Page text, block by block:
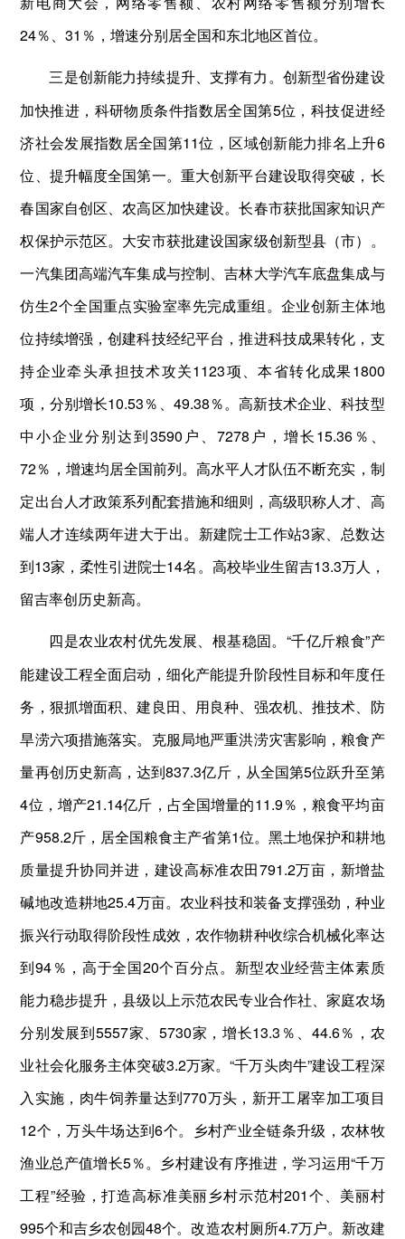
24％、31％，增速分别居全国和东北地区首位。
三是创新能力持续提升、支撑有力。 创新型省份建设
加快推进，科研物质条件指数居全国第5位，科技促进经
济社会发展指数居全国第11位，区域创新能力排名上升6
位、提升幅度全国第一。重大创新平台建设取得突破，长
春国家自创区、农高区加快建设。长春市获批国家知识产
权保护示范区。大安市获批建设国家级创新型县（市）。
一汽集团高端汽车集成与控制、吉林大学汽车底盘集成与
仿生2个全国重点实验室率先完成重组。企业创新主体地
位持续增强，创建科技经纪平台，推进科技成果转化，支
持企业牵头承担技术攻关1123项、本省转化成果1800
项，分别增长10.53％、49.38％。高新技术企业、科技型
中小企业分别达到3590户、7278户，增长15.36％、
72％，增速均居全国前列。高水平人才队伍不断充实，制
定出台人才政策系列配套措施和细则，高级职称人才、高
端人才连续两年进大于出。新建院士工作站3家、总数达
到13家，柔性引进院士14名。高校毕业生留吉13.3万人，
留吉率创历史新高。
四是农业农村优先发展、根基稳固。 “千亿斤粮食”产
能建设工程全面启动，细化产能提升阶段性目标和年度任
务，狠抓增面积、建良田、用良种、强农机、推技术、防
旱涝六项措施落实。克服局地严重洪涝灾害影响，粮食产
量再创历史新高，达到837.3亿斤，从全国第5位跃升至第
4位，增产21.14亿斤，占全国增量的11.9％，粮食平均亩
产958.2斤，居全国粮食主产省第1位。黑土地保护和耕地
质量提升协同并进，建设高标准农田791.2万亩，新增盐
碱地改造耕地25.4万亩。农业科技和装备支撑强劲，种业
振兴行动取得阶段性成效，农作物耕种收综合机械化率达
到94％，高于全国20个百分点。新型农业经营主体素质
能力稳步提升，县级以上示范农民专业合作社、家庭农场
分别发展到5557家、5730家，增长13.3％、44.6％，农
业社会化服务主体突破3.2万家。“千万头肉牛”建设工程深
入实施，肉牛饲养量达到770万头，新开工屠宰加工项目
12个，万头牛场达到6个。乡村产业全链条升级，农林牧
渔业总产值增长5％。乡村建设有序推进，学习运用“千万
工程”经验，打造高标准美丽乡村示范村201个、美丽村
995个和吉乡农创园48个。改造农村厕所4.7万户。新改建